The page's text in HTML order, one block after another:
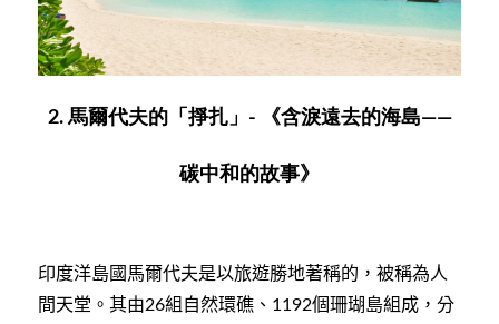
2. 馬爾代夫的「掙扎」- 《含淚遠去的海島——
碳中和的故事》
印度洋島國馬爾代夫是以旅遊勝地著稱的，被稱為人
間天堂。其由26組自然環礁、 1192個珊瑚島組成，分